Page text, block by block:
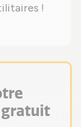
!
gratuit